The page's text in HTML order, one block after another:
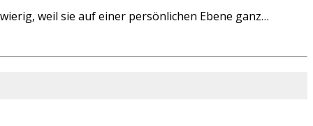
weil sie auf einer persönlichen Ebene ganz…